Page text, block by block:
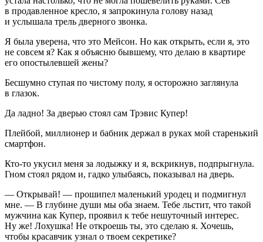
в продавленное кресло, я запрокинула голову назад
и услышала трель дверного звонка.
Я была уверена, что это Мейсон. Но как открыть, если я, это
не совсем я? Как я объясню бывшему, что делаю в квартире
его опостылевшей жены?
Бесшумно ступая по чистому полу, я осторожно заглянула
в глазок.
Да ладно! За дверью стоял сам Трэвис Купер!
Плейбой, миллионер и бабник держал в руках мой старенький
смартфон.
Кто-то укусил меня за лодыжку и я, вскрикнув, подпрыгнула.
Гном стоял рядом и, гадко улыбаясь, показывал на дверь.
— Открывай! — прошипел маленький уродец и подмигнул
мне. — В глубине души мы оба знаем. Тебе льстит, что такой
мужчина как Купер, проявил к тебе нешуточный интерес.
Ну же! Лохушка! Не откроешь ты, это сделаю я. Хочешь,
чтобы красавчик узнал о твоем секретике?